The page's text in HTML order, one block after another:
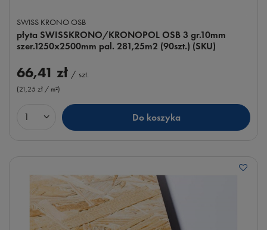
SWISS KRONO OSB
płyta SWISSKRONO/KRONOPOL OSB 3 gr.10mm
szer.1250x2500mm pal. 281,25m2 (90szt.) (SKU)
66,41 zł / szt.
(21,25 zł / m²)
Ilość produktów Do koszyka